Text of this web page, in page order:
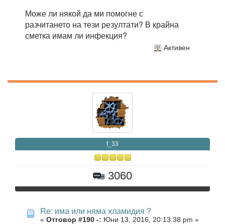
Може ли някой да ми помогне с
разчитането на тези резултати? В крайна
сметка имам ли инфекция?
Активен
f_33
3060
Re: има или няма хламидия ?
« Отговор #190 -: Юни 13, 2016, 20:13:38 pm »